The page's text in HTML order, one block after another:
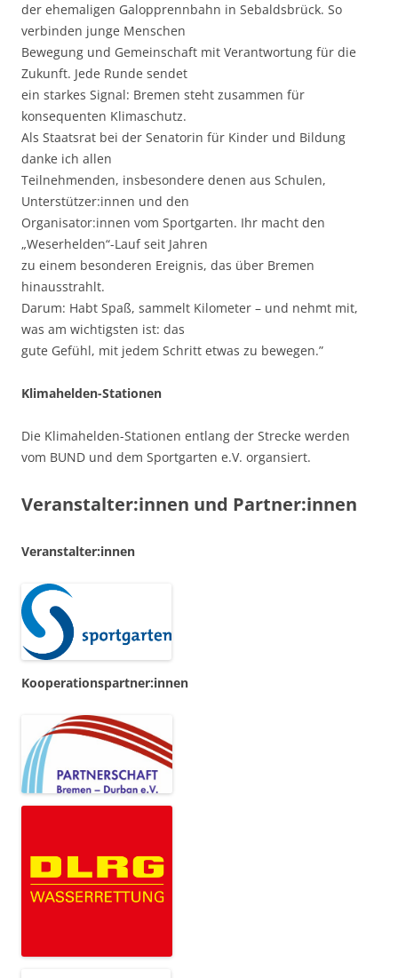
der ehemaligen Galopprennbahn in Sebaldsbrück. So
verbinden junge Menschen
Bewegung und Gemeinschaft mit Verantwortung für die
Zukunft. Jede Runde sendet
ein starkes Signal: Bremen steht zusammen für
konsequenten Klimaschutz.
Als Staatsrat bei der Senatorin für Kinder und Bildung
danke ich allen
Teilnehmenden, insbesondere denen aus Schulen,
Unterstützer:innen und den
Organisator:innen vom Sportgarten. Ihr macht den
„Weserhelden“-Lauf seit Jahren
zu einem besonderen Ereignis, das über Bremen
hinausstrahlt.
Darum: Habt Spaß, sammelt Kilometer – und nehmt mit,
was am wichtigsten ist: das
gute Gefühl, mit jedem Schritt etwas zu bewegen.”
Klimahelden-Stationen
Die Klimahelden-Stationen entlang der Strecke werden
vom BUND und dem Sportgarten e.V. organsiert.
Veranstalter:innen und Partner:innen
Veranstalter:innen
Kooperationspartner:innen